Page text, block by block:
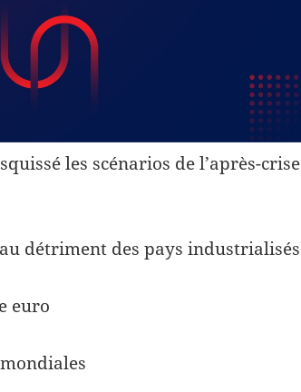
les scénarios de l’après-crise
détriment des pays industrialisés
euro